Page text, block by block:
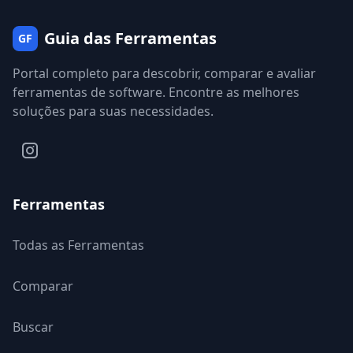
GF Guia das Ferramentas
Portal completo para descobrir, comparar e avaliar
ferramentas de software. Encontre as melhores
soluções para suas necessidades.
Ferramentas
Todas as Ferramentas
Comparar
Buscar